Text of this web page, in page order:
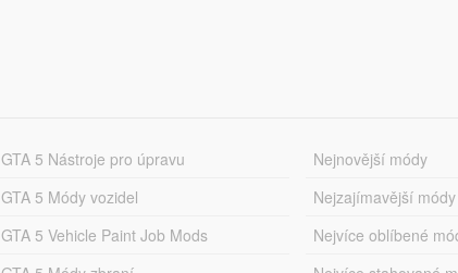
GTA 5 Nástroje pro úpravu
GTA 5 Módy vozidel
GTA 5 Vehicle Paint Job Mods
Nejnovější módy
Nejzajímavější módy
Nejvíce oblíbené